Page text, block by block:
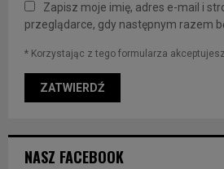
Zapisz moje imię, adres e-mail i
przeglądarce, gdy następnym razem
* Korzystając z tego formularza
NASZ FACEBOOK